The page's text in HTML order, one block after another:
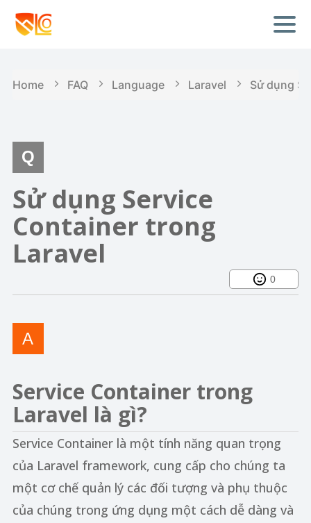
Home FAQ Language Laravel Sử dụng
Sử dụng Service
Container trong
Laravel
0
Service Container trong
Laravel là gì?
Service Container là một tính năng quan trọng
của Laravel framework, cung cấp cho chúng ta
một cơ chế quản lý các đối tượng và phụ thuộc
của chúng trong ứng dụng một cách dễ dàng và